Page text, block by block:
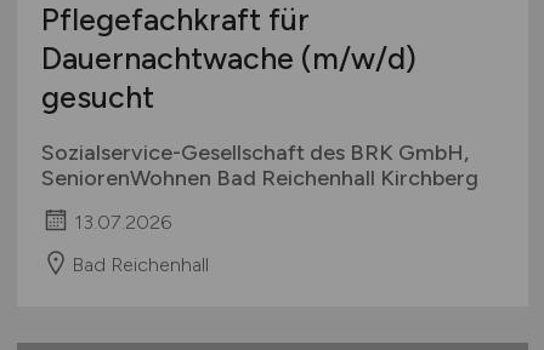
Pflegefachkraft für
Dauernachtwache (m/w/d)
gesucht
Sozialservice-Gesellschaft des BRK GmbH,
SeniorenWohnen Bad Reichenhall Kirchberg
13.07.2026
Bad Reichenhall